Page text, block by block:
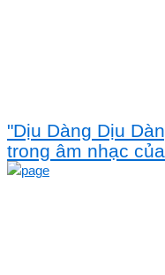
"Dịu Dàng Dịu
trong âm nhạc